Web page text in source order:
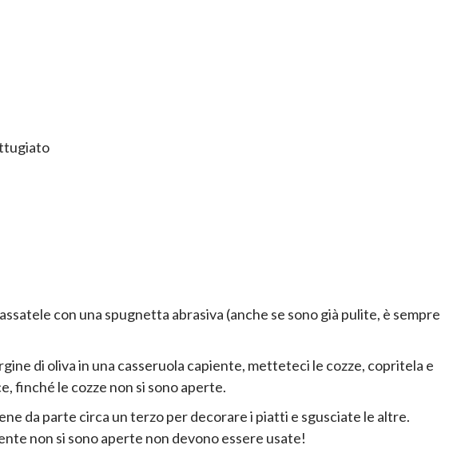
con una spugnetta abrasiva (anche se sono già pulite, è sempre
di oliva in una casseruola capiente, metteteci le cozze, copritela e
finché le cozze non si sono aperte.
da parte circa un terzo per decorare i piatti e sgusciate le altre.
non si sono aperte non devono essere usate!